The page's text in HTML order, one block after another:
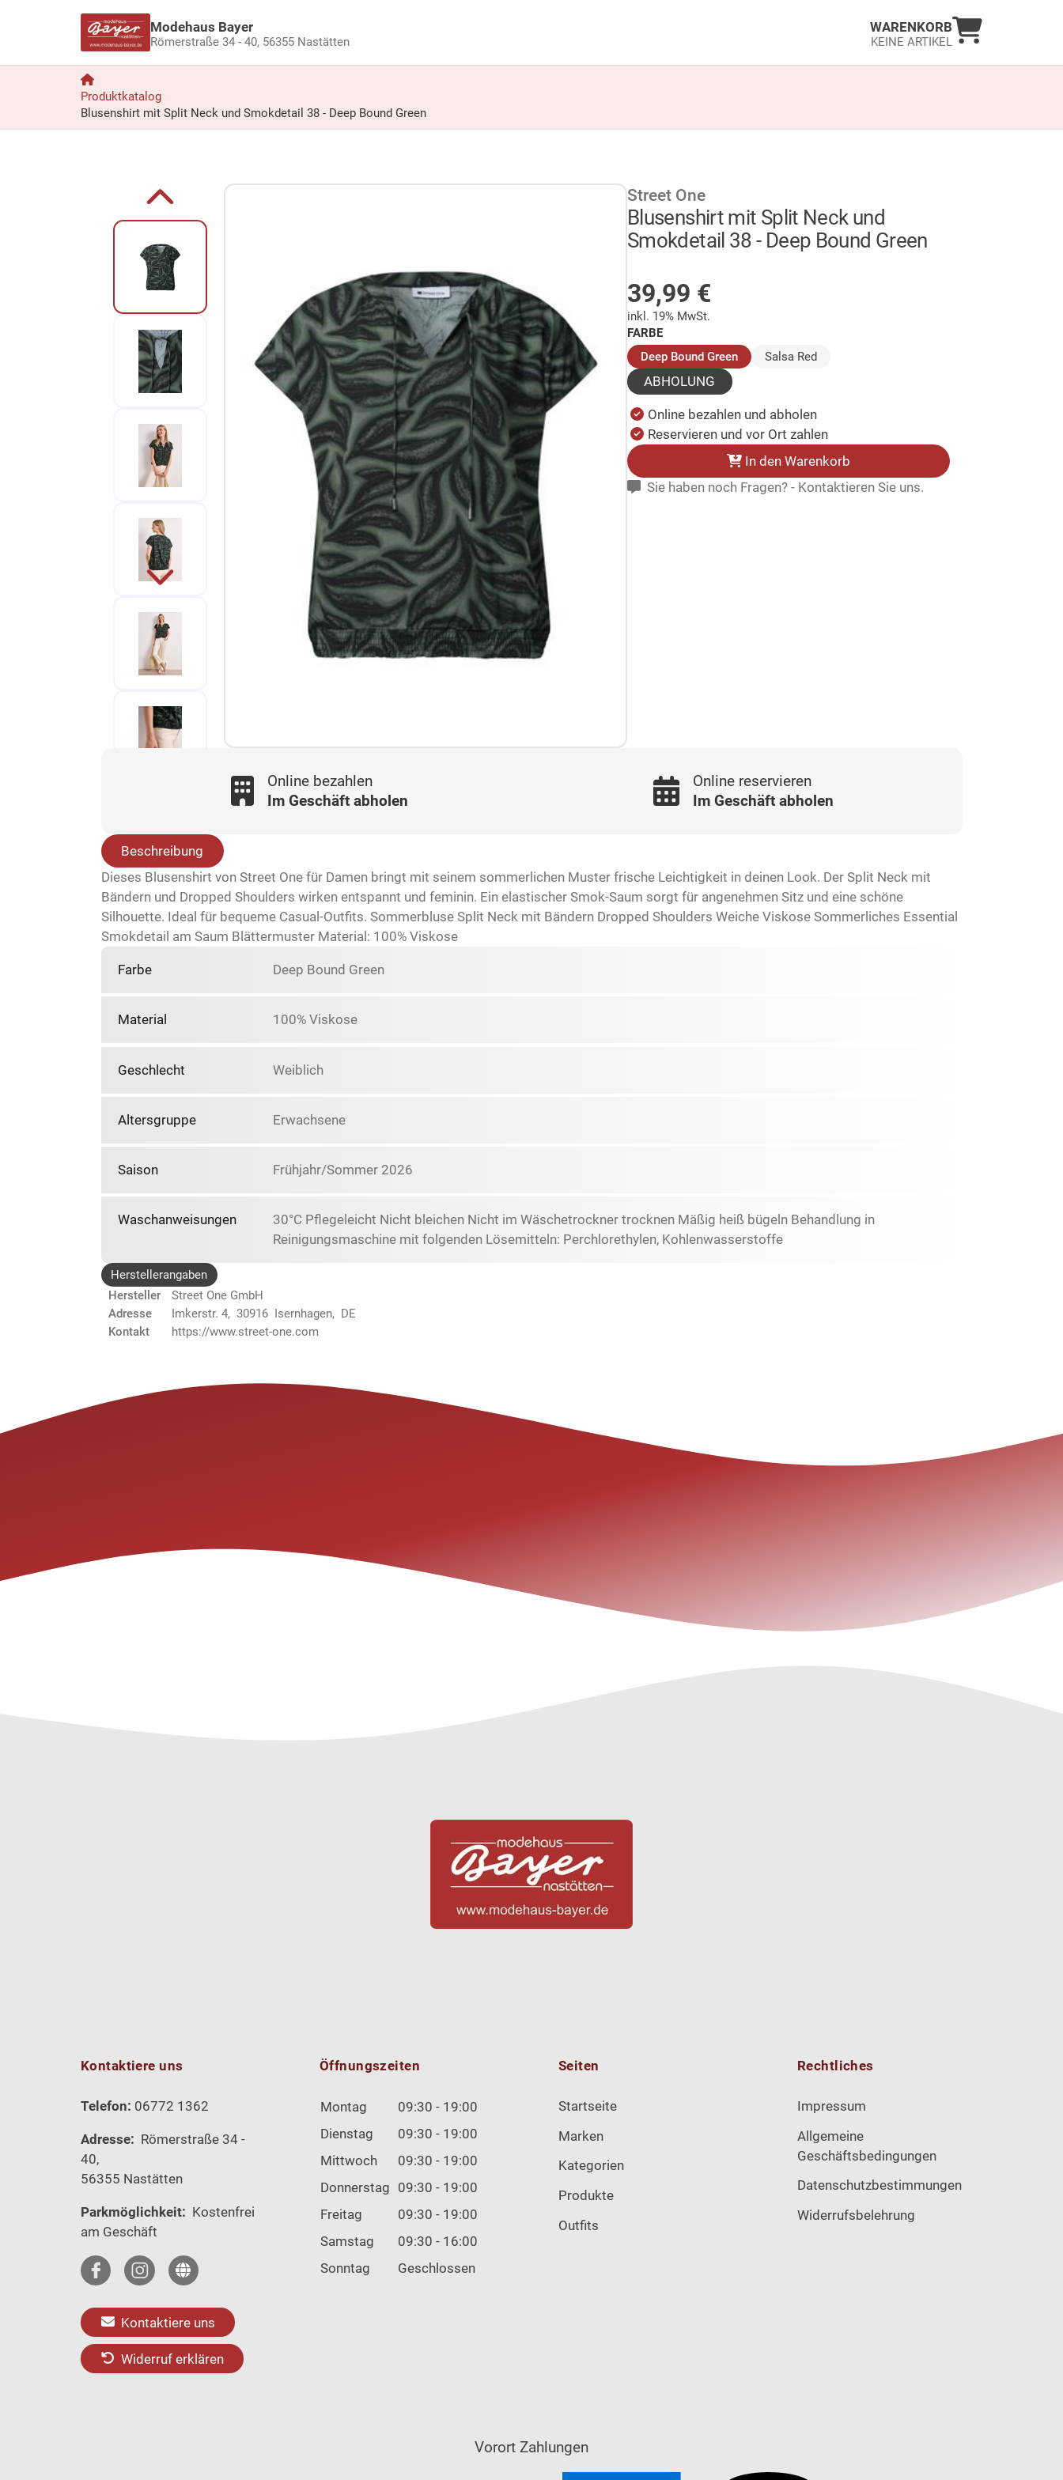
Modehaus Bayer
Römerstraße 34 - 40, 56355 Nastätten
WARENKORB
KEINE ARTIKEL
Warenkorb
Produktkatalog
Blusenshirt mit Split Neck und Smokdetail 38 - Deep Bound Green
Zur Produktbeschreibung springen Street One
Blusenshirt mit Split Neck und
Smokdetail 38 - Deep Bound Green
39,99 €
inkl. 19% MwSt.
FARBE
Deep Bound Green(ausgewählt)
Salsa Red
ABHOLUNG
Online bezahlen und abholen
Reservieren und vor Ort zahlen
In den Warenkorb
Sie haben noch Fragen? - Kontaktieren Sie uns.
Online bezahlen
Im Geschäft abholen
Online reservieren
Im Geschäft abholen
Beschreibung
Dieses Blusenshirt von Street One für Damen bringt mit seinem sommerlichen Muster frische Leichtigkeit in deinen Look. Der Split Neck mit
Bändern und Dropped Shoulders wirken entspannt und feminin. Ein elastischer Smok-Saum sorgt für angenehmen Sitz und eine schöne
Silhouette. Ideal für bequeme Casual-Outfits. Sommerbluse Split Neck mit Bändern Dropped Shoulders Weiche Viskose Sommerliches Essential
Smokdetail am Saum Blättermuster Material: 100% Viskose
Farbe Deep Bound Green
Material 100% Viskose
Geschlecht Weiblich
Altersgruppe Erwachsene
Saison Frühjahr/Sommer 2026
Waschanweisungen
30°C Pflegeleicht Nicht bleichen Nicht im Wäschetrockner trocknen Mäßig heiß bügeln Behandlung in
Reinigungsmaschine mit folgenden Lösemitteln: Perchlorethylen, Kohlenwasserstoffe
Herstellerangaben
Hersteller
Street One GmbH
Adresse
Imkerstr. 4, 30916 Isernhagen, DE
Kontakt
https://www.street-one.com
Kontaktiere uns
Telefon: 06772 1362
Adresse: Römerstraße 34 -
40,
56355 Nastätten
Parkmöglichkeit: Kostenfrei
am Geschäft
Kontaktiere uns
Widerruf erklären
Öffnungszeiten
Montag
09:30 - 19:00
Dienstag
09:30 - 19:00
Mittwoch
09:30 - 19:00
Donnerstag 09:30 - 19:00
Freitag
09:30 - 19:00
Samstag
09:30 - 16:00
Sonntag
Geschlossen
Seiten
Startseite
Marken
Kategorien
Produkte
Outfits
Rechtliches
Impressum
Allgemeine
Geschäftsbedingungen
Datenschutzbestimmungen
Widerrufsbelehrung
Vorort Zahlungen